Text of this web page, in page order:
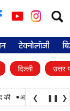
for:
टेक्नोलॉजी
दिल्ली उत्तर
• अमन अरोड़ा ने
❮ ❚❚ ❯